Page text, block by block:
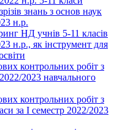
знань з основ наук
н.р.
НД учнів 5-11 класів
н.р., як інструмент для
контрольних робіт з
2023 навчального
контрольних робіт з
за І семестр 2022/2023